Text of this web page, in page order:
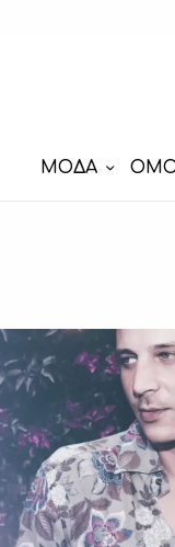
ΜΟΔΑ